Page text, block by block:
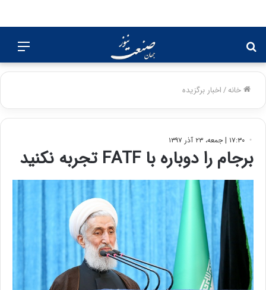
برای
خانه/اخبار برگزیده
۱۷:۳۰ | جمعه، ۲۳ آذر ۱۳۹۷
برجام را دوباره با FATF تجربه نکنید